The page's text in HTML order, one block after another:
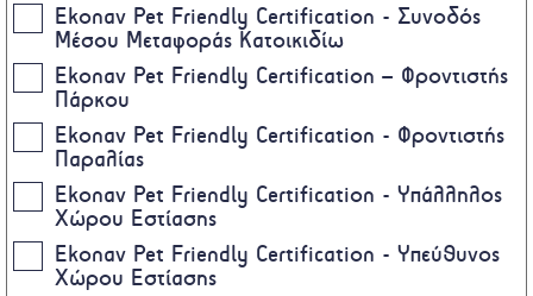
Ekonav Pet Friendly Certification - Συνοδός
Μέσου Μεταφοράς Κατοικιδίω
Ekonav Pet Friendly Certification – Φροντιστής
Πάρκου
Ekonav Pet Friendly Certification - Φροντιστής
Παραλίας
Ekonav Pet Friendly Certification - Υπάλληλος
Χώρου Εστίασης
Ekonav Pet Friendly Certification - Υπεύθυνος
Χώρου Εστίασης